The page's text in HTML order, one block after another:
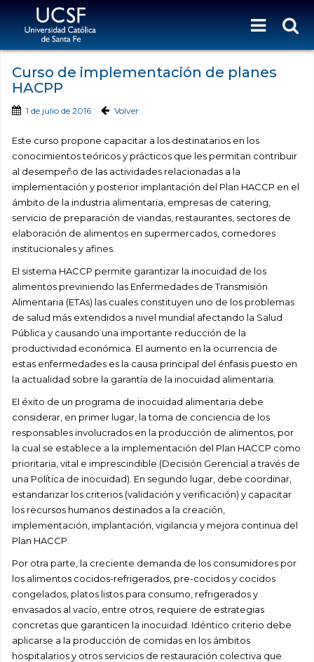
Curso de implementación de planes
HACPP
1 de julio de 2016 Volver
Este curso propone capacitar a los destinatarios en los
conocimientos teóricos y prácticos que les permitan contribuir
al desempeño de las actividades relacionadas a la
implementación y posterior implantación del Plan HACCP en el
ámbito de la industria alimentaria, empresas de catering,
servicio de preparación de viandas, restaurantes, sectores de
elaboración de alimentos en supermercados, comedores
institucionales y afines.
El sistema HACCP permite garantizar la inocuidad de los
alimentos previniendo las Enfermedades de Transmisión
Alimentaria (ETAs) las cuales constituyen uno de los problemas
de salud más extendidos a nivel mundial afectando la Salud
Pública y causando una importante reducción de la
productividad económica. El aumento en la ocurrencia de
estas enfermedades es la causa principal del énfasis puesto en
la actualidad sobre la garantía de la inocuidad alimentaria.
El éxito de un programa de inocuidad alimentaria debe
considerar, en primer lugar, la toma de conciencia de los
responsables involucrados en la producción de alimentos, por
la cual se establece a la implementación del Plan HACCP como
prioritaria, vital e imprescindible (Decisión Gerencial a través de
una Política de inocuidad). En segundo lugar, debe coordinar,
estandarizar los criterios (validación y verificación) y capacitar
los recursos humanos destinados a la creación,
implementación, implantación, vigilancia y mejora continua del
Plan HACCP.
Por otra parte, la creciente demanda de los consumidores por
los alimentos cocidos-refrigerados, pre-cocidos y cocidos
congelados, platos listos para consumo, refrigerados y
envasados al vacío, entre otros, requiere de estrategias
concretas que garanticen la inocuidad. Idéntico criterio debe
aplicarse a la producción de comidas en los ámbitos
hospitalarios y otros servicios de restauración colectiva que